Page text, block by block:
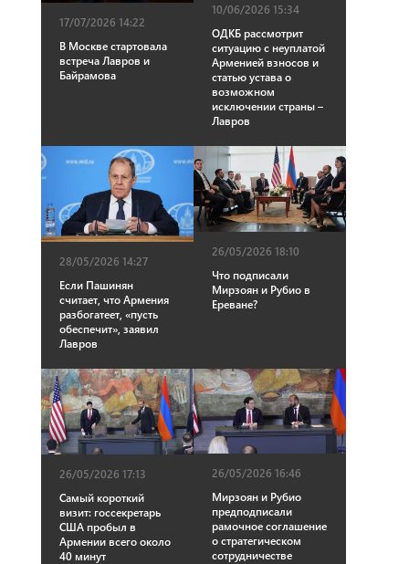
17/07/2026 14:22
В Москве стартовала
встреча Лавров и
Байрамова
10/06/2026 15:34
ОДКБ рассмотрит
ситуацию с неуплатой
Арменией взносов и
статью устава о
возможном
исключении страны –
Лавров
28/05/2026 14:27
Если Пашинян
считает, что Армения
разбогатеет, «пусть
обеспечит», заявил
Лавров
26/05/2026 18:10
Что подписали
Мирзоян и Рубио в
Ереване?
26/05/2026 17:13
Самый короткий
визит: госсекретарь
США пробыл в
Армении всего около
40 минут
26/05/2026 16:46
Мирзоян и Рубио
предподписали
рамочное соглашение
о стратегическом
сотрудничестве